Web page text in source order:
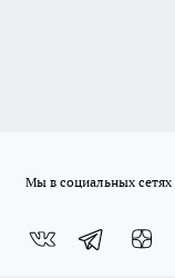
Мы в социальных сетях